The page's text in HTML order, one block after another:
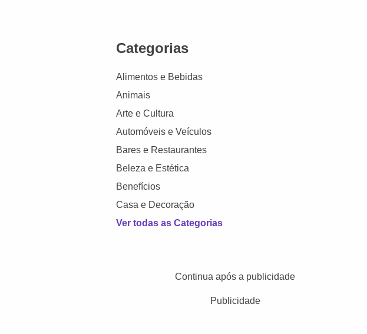
Categorias
Alimentos e Bebidas
Animais
Arte e Cultura
Automóveis e Veículos
Bares e Restaurantes
Beleza e Estética
Benefícios
Casa e Decoração
Ver todas as Categorias
Continua após a publicidade
Publicidade